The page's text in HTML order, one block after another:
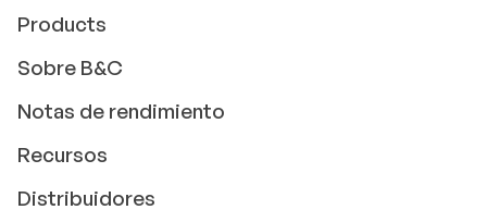
Products
Sobre B&C
Notas de rendimiento
Recursos
Distribuidores